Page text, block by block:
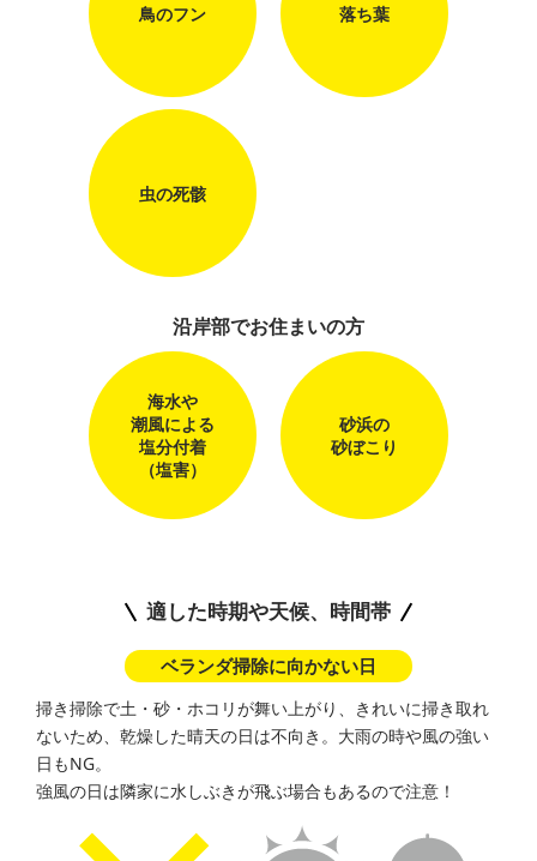
鳥のフン 落ち葉
虫の死骸
沿岸部でお住まいの方
海水や
潮風による
塩分付着
（塩害）
砂浜の
砂ぼこり
適した時期や天候、時間帯
ベランダ掃除に向かない日
掃き掃除で土・砂・ホコリが舞い上がり、きれいに掃き取れ
ないため、 乾燥した晴天の日は不向き。大雨の時や風の強い
日もNG。
強風の日は隣家に水しぶきが飛ぶ場合もあるので注意！